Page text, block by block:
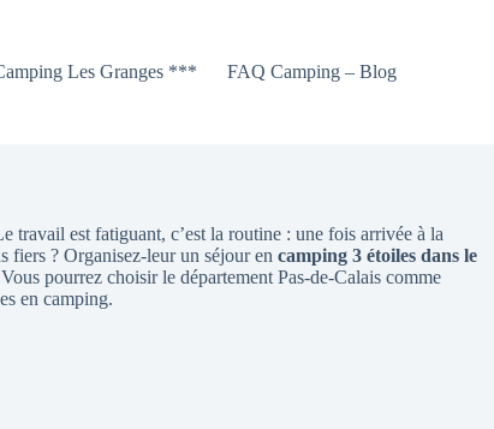
Les Granges *** FAQ Camping – Blog
travail est fatiguant, c’est la routine : une fois arrivée à la
fiers ? Organisez-leur un séjour en camping 3 étoiles dans le
pourrez choisir le département Pas-de-Calais comme
en camping.